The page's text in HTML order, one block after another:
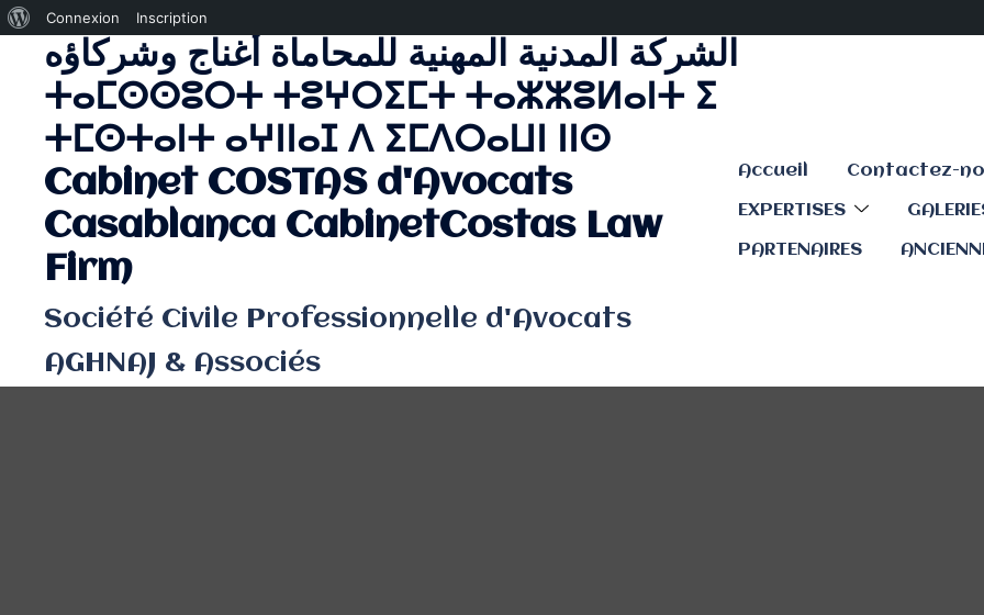
propos
WordPress
Connexion Inscription
contenu
الشركة المدنية المهنية للمحاماة أغناج وشركاؤه
ⵜⴰⵎⵙⵙⵓⵔⵜ ⵜⵓⵖⵔⵉⵎⵜ ⵜⴰⵣⵣⵓⵍⴰⵏⵜ ⵉ
ⵜⵎⵙⵜⴰⵏⵜ ⴰⵖⵏⵏⴰⵊ ⴷ ⵉⵎⴷⵔⴰⵡⵏ ⵏⵏⵙ
Cabinet COSTAS d'Avocats
Casablanca CabinetCostas Law
Firm
Société Civile Professionnelle d'Avocats
AGHNAJ & Associés
Accueil
EXPERTISES
PARTENAIRES